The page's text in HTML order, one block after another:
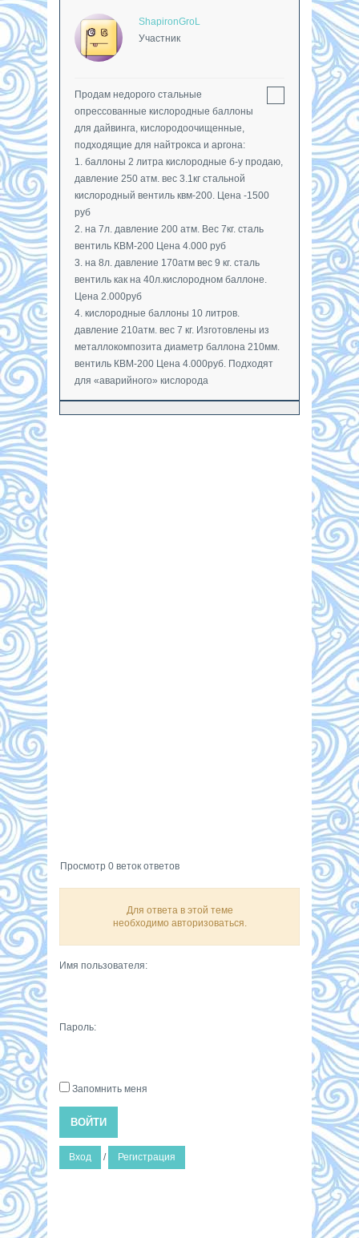
ShapironGroL
Участник
Продам недорого стальные
опрессованные кислородные баллоны
для дайвинга, кислородоочищенные,
подходящие для найтрокса и аргона:
1. баллоны 2 литра кислородные б-у продаю,
давление 250 атм. вес 3.1кг стальной
кислородный вентиль квм-200. Цена -1500
руб
2. на 7л. давление 200 атм. Вес 7кг. сталь
вентиль КВМ-200 Цена 4.000 руб
3. на 8л. давление 170атм вес 9 кг. сталь
вентиль как на 40л.кислородном баллоне.
Цена 2.000руб
4. кислородные баллоны 10 литров.
давление 210атм. вес 7 кг. Изготовлены из
металлокомпозита диаметр баллона 210мм.
вентиль КВМ-200 Цена 4.000руб. Подходят
для «аварийного» кислорода
Просмотр 0 веток ответов
Для ответа в этой теме
необходимо авторизоваться.
Имя пользователя:
Пароль:
Запомнить меня
ВОЙТИ
Вход / Регистрация